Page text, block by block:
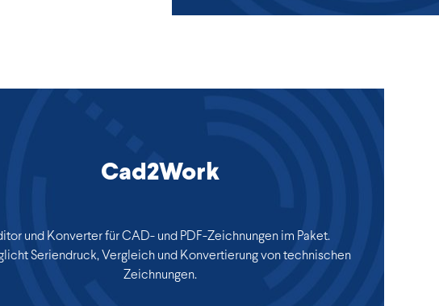
Cad2Work
und Konverter für CAD- und PDF-Zeichnungen im Paket.
Seriendruck, Vergleich und Konvertierung von technischen
Zeichnungen.